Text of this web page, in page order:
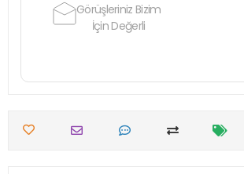
Görüşleriniz Bizim
İçin Değerli